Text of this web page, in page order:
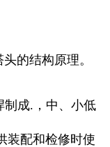
的结构原理。
制成.，中、小低
装配和检修时使